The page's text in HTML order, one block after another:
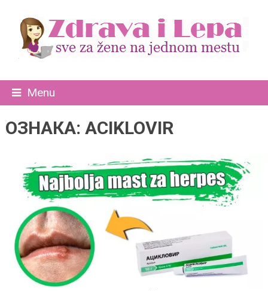
Menu
ОЗНАКА: ACIKLOVIR